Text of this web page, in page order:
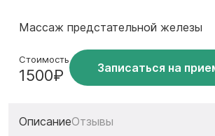
Массаж предстательной железы
Стоимость
1500₽ Записаться на
ОписаниеОтзывы